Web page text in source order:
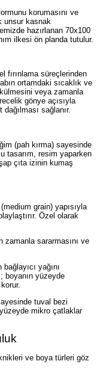
korumasını ve
unsur kasnak
hazırlanan 70x100
ilkesi ön planda tutulur.
fırınlama süreçlerinden
ortamdaki sıcaklık ve
veya zamanla
gönye açısıyla
sağlanır.
(pah kırma) sayesinde
tasarım, resim yaparken
çıta izinin kumaş
grain) yapısıyla
Özel olarak
zamanla sararmasını ve
bağlayıcı yağını
boyanın yüzeyde
tuval bezi
mikro çatlaklar
ve boya türleri göz